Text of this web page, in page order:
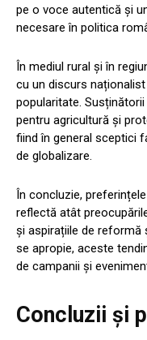
pe o voce autentică și
necesare în politica
În mediul rural și în
cu un discurs
popularitate.
pentru agricultură și
fiind în general sceptici
de globalizare.
În concluzie,
reflectă atât
și aspirațiile de reformă
se apropie, aceste
de campanii și
Concluzii și